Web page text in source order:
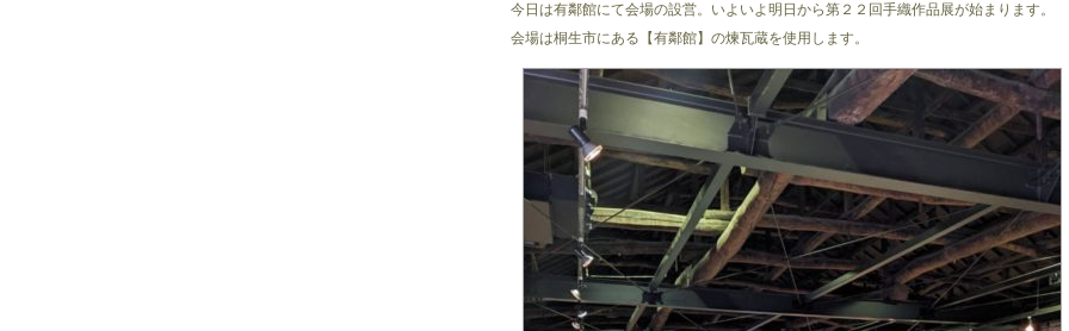
今日は有鄰館にて会場の設営。いよいよ明日から第２２回手織作品展が始まります。
会場は桐生市にある【有鄰館】の煉瓦蔵を使用します。